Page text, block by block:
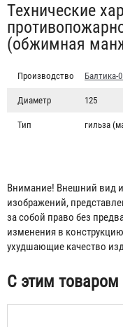
Табы
Технические
(обжимная
Производство Балтика-
Диаметр 125
Тип гильза
Внимание! Внешний вид
изображений,
за собой право без
изменения в
ухудшающие качество
С этим